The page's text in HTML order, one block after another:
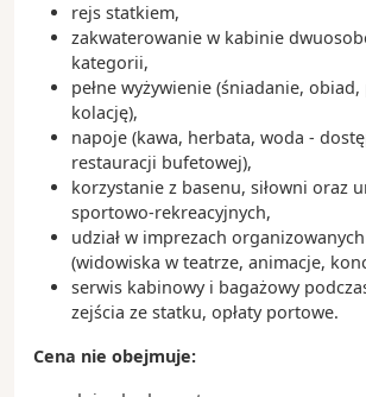
rejs statkiem,
zakwaterowanie w kabinie
kategorii,
pełne wyżywienie (śniadanie,
kolację),
napoje (kawa, herbata, woda -
restauracji bufetowej),
korzystanie z basenu, siłowni oraz
sportowo-rekreacyjnych,
udział w imprezach
(widowiska w teatrze, animacje,
serwis kabinowy i bagażowy
zejścia ze statku, opłaty portowe.
Cena nie obejmuje: